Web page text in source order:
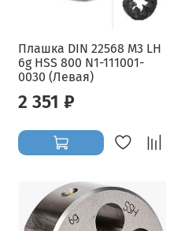
Плашка DIN 22568 M3 LH
6g HSS 800 N1-111001-
0030 (Левая)
2 351 ₽